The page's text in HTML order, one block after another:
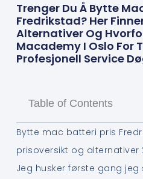
Trenger Du Å Bytte
Fredrikstad? Her
Alternativer Og
Macademy I Oslo For
Profesjonell Service
Table of Contents
Bytte mac batteri pris
prisoversikt og alternativer
Jeg husker første gang